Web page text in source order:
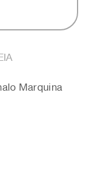
Marquina